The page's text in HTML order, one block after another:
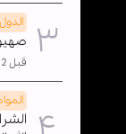
قبل 2 ايام